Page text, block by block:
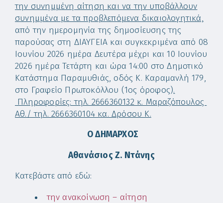
την συνημμένη αίτηση και να την υποβάλλουν
συνημμένα με τα προβλεπόμενα δικαιολογητικά,
από την ημερομηνία της δημοσίευσης της
παρούσας στη ΔΙΑΥΓΕΙΑ και συγκεκριμένα από 08
Ιουνίου 2026 ημέρα Δευτέρα μέχρι και 10 Ιουνίου
2026 ημέρα Τετάρτη και ώρα 14:00 στο Δημοτικό
Κατάστημα Παραμυθιάς, οδός Κ. Καραμανλή 179,
στο Γραφείο Πρωτοκόλλου (1ος όροφος).
Πληροφορίες: τηλ. 2666360132 κ. Μαραζόπουλος
Αθ./ τηλ. 2666360104 κα. Δρόσου Κ.
Ο ΔΗΜΑΡΧΟΣ
Αθανάσιος Ζ. Ντάνης
Κατεβάστε από εδώ:
την ανακοίνωση – αίτηση